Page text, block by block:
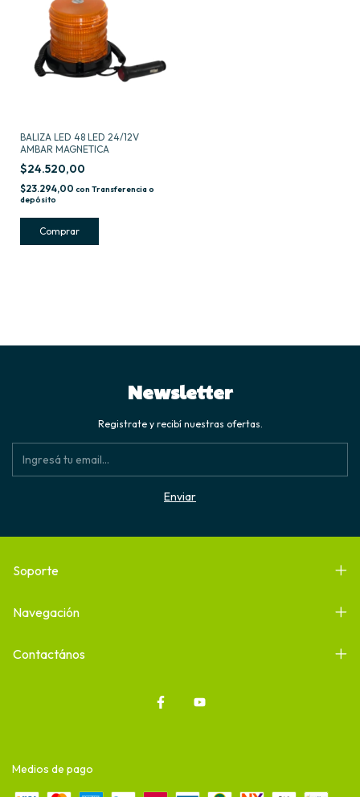
BALIZA LED 48 LED 24/12V
AMBAR MAGNETICA
$24.520,00
$23.294,00 con Transferencia o
depósito
Newsletter
Registrate y recibí nuestras ofertas.
Soporte
Navegación
Contactános
Medios de pago